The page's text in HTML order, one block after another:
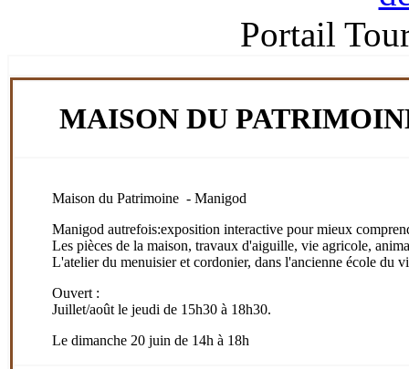
Portail
MAISON DU
Maison du Patrimoine - Manigod
Manigod autrefois:exposition interactive pour mieux
Les pièces de la maison, travaux d'aiguille, vie agricole,
L'atelier du menuisier et cordonier, dans l'ancienne école du
Ouvert :
Juillet/août le jeudi de 15h30 à 18h30.
Le dimanche 20 juin de 14h à 18h